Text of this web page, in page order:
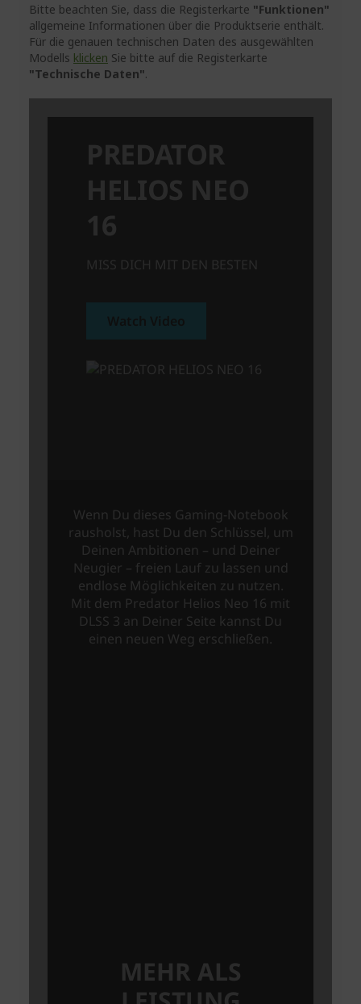
Bitte beachten Sie, dass die Registerkarte "Funktionen"
allgemeine Informationen über die Produktserie enthält.
Für die genauen technischen Daten des ausgewählten
Modells klicken Sie bitte auf die Registerkarte
"Technische Daten".